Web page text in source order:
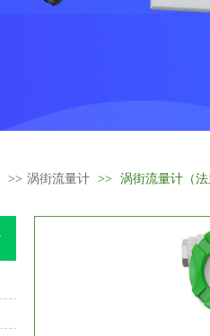
>> 涡街流量计 >> 涡街流量计（